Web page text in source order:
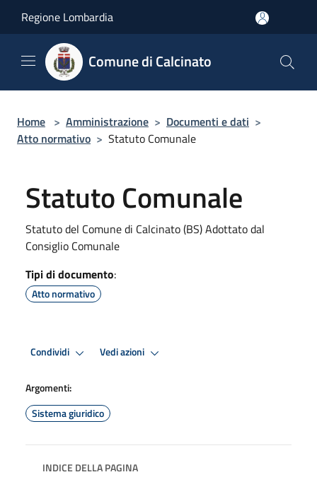
Regione Lombardia
Comune di Calcinato
Home > Amministrazione > Documenti e dati >
Atto normativo > Statuto Comunale
Statuto Comunale
Statuto del Comune di Calcinato (BS) Adottato dal
Consiglio Comunale
Tipi di documento:
Atto normativo
Condividi Vedi azioni
Argomenti:
Sistema giuridico
INDICE DELLA PAGINA